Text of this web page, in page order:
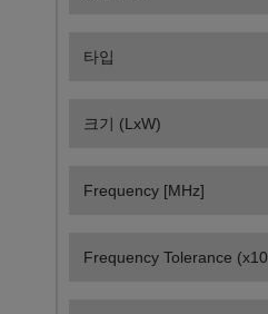
타입
크기 (LxW)
Frequency [MHz]
Frequency Tolerance (x10